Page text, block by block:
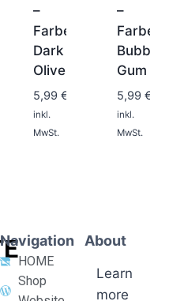
–
Farbe:
Dark
Olive
5,99 €
inkl.
MwSt.
1-
2
Tage
–
Farbe:
Bubble
Gum
5,99 €
inkl.
MwSt.
1-
2
Tage
Navigation
HOME
Shop
About
Learn
more